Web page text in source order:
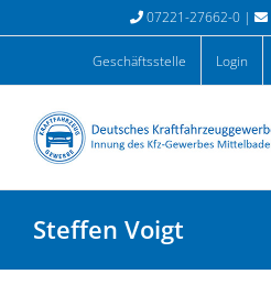
Inhalt
07221-27662-0 |
Geschäftsstelle Login
Steffen Voigt